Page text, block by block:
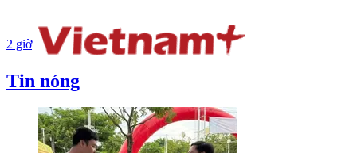
2 giờ
Tin nóng